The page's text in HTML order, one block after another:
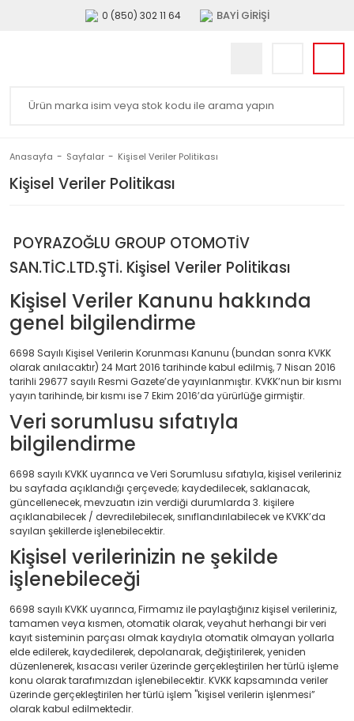
0 (850) 302 11 64 BAYİ GİRİŞİ
Anasayfa Sayfalar Kişisel Veriler Politikası
Kişisel Veriler Politikası
POYRAZOĞLU GROUP OTOMOTİV
SAN.TİC.LTD.ŞTİ. Kişisel Veriler Politikası
Kişisel Veriler Kanunu hakkında
genel bilgilendirme
6698 Sayılı Kişisel Verilerin Korunması Kanunu (bundan sonra KVKK
olarak anılacaktır) 24 Mart 2016 tarihinde kabul edilmiş, 7 Nisan 2016
tarihli 29677 sayılı Resmi Gazete’de yayınlanmıştır. KVKK’nun bir kısmı
yayın tarihinde, bir kısmı ise 7 Ekim 2016’da yürürlüğe girmiştir.
Veri sorumlusu sıfatıyla
bilgilendirme
6698 sayılı KVKK uyarınca ve Veri Sorumlusu sıfatıyla, kişisel verileriniz
bu sayfada açıklandığı çerçevede; kaydedilecek, saklanacak,
güncellenecek, mevzuatın izin verdiği durumlarda 3. kişilere
açıklanabilecek / devredilebilecek, sınıflandırılabilecek ve KVKK’da
sayılan şekillerde işlenebilecektir.
Kişisel verilerinizin ne şekilde
işlenebileceği
6698 sayılı KVKK uyarınca, Firmamız ile paylaştığınız kişisel verileriniz,
tamamen veya kısmen, otomatik olarak, veyahut herhangi bir veri
kayıt sisteminin parçası olmak kaydıyla otomatik olmayan yollarla
elde edilerek, kaydedilerek, depolanarak, değiştirilerek, yeniden
düzenlenerek, kısacası veriler üzerinde gerçekleştirilen her türlü işleme
konu olarak tarafımızdan işlenebilecektir. KVKK kapsamında veriler
üzerinde gerçekleştirilen her türlü işlem "kişisel verilerin işlenmesi”
olarak kabul edilmektedir.